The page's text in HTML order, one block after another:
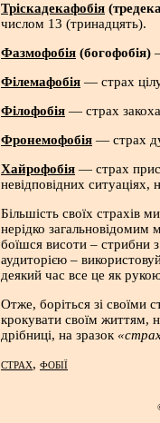
Тріскадекафобія
числом 13 (тринадцять).
Фазмофобія (богофобія)
Філемафобія — страх
Філофобія — страх
Фронемофобія — страх
Хайрофобія — страх
невідповідних ситуаціях,
Більшість своїх страхів
нерідко
боїшся висоти – стрибни
аудиторією –
деякий час все це як
Отже, боріться зі своїми
крокувати своїм життям,
дрібниці, на зразок
СТРАХ, ФОБІЇ